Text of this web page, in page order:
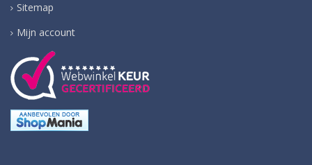
Sitemap
Mijn account